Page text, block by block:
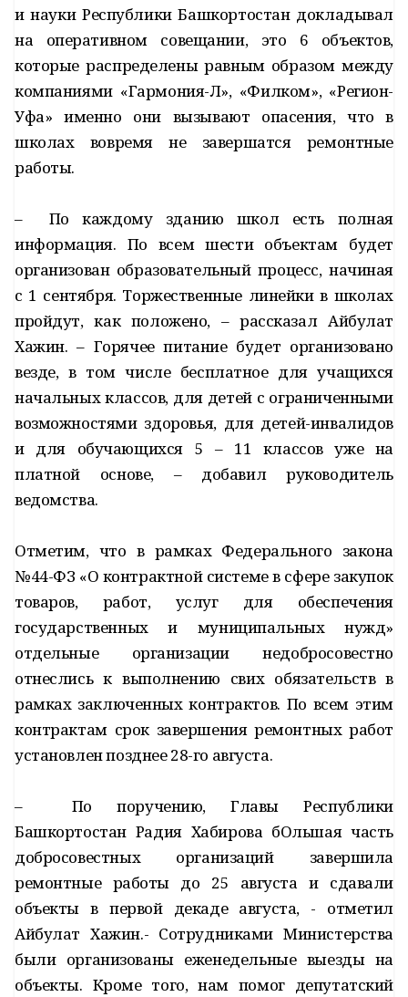
и науки Республики Башкортостан докладывал
на оперативном совещании, это 6 объектов,
которые распределены равным образом между
компаниями «Гармония-Л», «Филком», «Регион-
Уфа» именно они вызывают опасения, что в
школах вовремя не завершатся ремонтные
работы.
– По каждому зданию школ есть полная
информация. По всем шести объектам будет
организован образовательный процесс, начиная
с 1 сентября. Торжественные линейки в школах
пройдут, как положено, – рассказал Айбулат
Хажин. – Горячее питание будет организовано
везде, в том числе бесплатное для учащихся
начальных классов, для детей с ограниченными
возможностями здоровья, для детей-инвалидов
и для обучающихся 5 – 11 классов уже на
платной основе, – добавил руководитель
ведомства.
Отметим, что в рамках Федерального закона
№44-ФЗ «О контрактной системе в сфере закупок
товаров, работ, услуг для обеспечения
государственных и муниципальных нужд»
отдельные организации недобросовестно
отнеслись к выполнению свих обязательств в
рамках заключенных контрактов. По всем этим
контрактам срок завершения ремонтных работ
установлен позднее 28-го августа.
– По поручению, Главы Республики
Башкортостан Радия Хабирова бОльшая часть
добросовестных организаций завершила
ремонтные работы до 25 августа и сдавали
объекты в первой декаде августа, - отметил
Айбулат Хажин.- Сотрудниками Министерства
были организованы еженедельные выезды на
объекты. Кроме того, нам помог депутатский